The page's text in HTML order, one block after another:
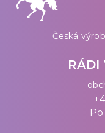
Česká
RÁDI